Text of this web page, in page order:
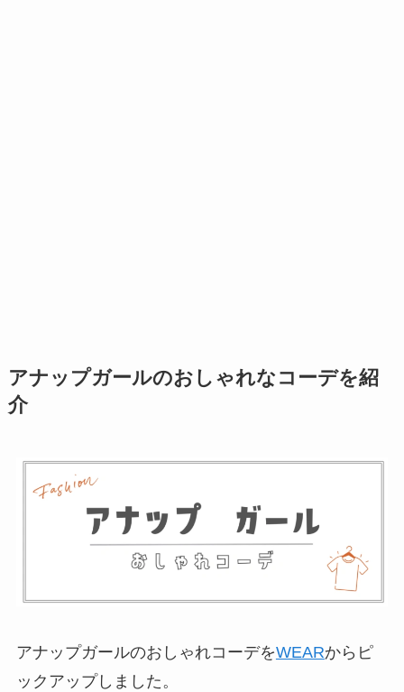
アナップガールのおしゃれなコーデを紹
介
アナップガールのおしゃれコーデをWEARからピ
ックアップしました。